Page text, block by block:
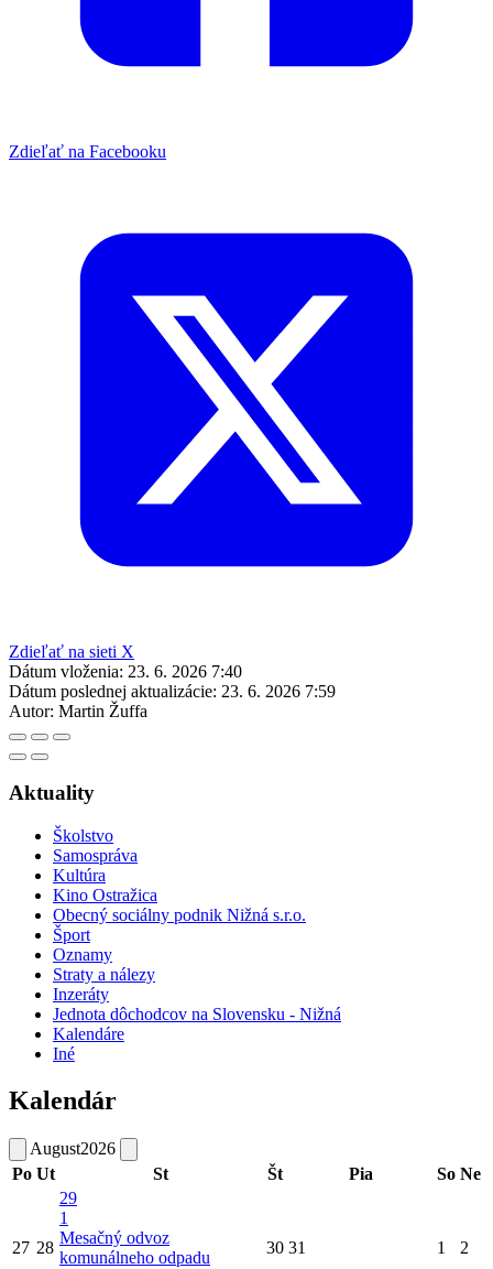
Zdieľať na Facebooku
Zdieľať na sieti X
Dátum vloženia: 23. 6. 2026 7:40
Dátum poslednej aktualizácie: 23. 6. 2026 7:59
Autor: Martin Žuffa
Aktuality
Školstvo
Samospráva
Kultúra
Kino Ostražica
Obecný sociálny podnik Nižná s.r.o.
Šport
Oznamy
Straty a nálezy
Inzeráty
Jednota dôchodcov na Slovensku - Nižná
Kalendáre
Iné
Kalendár
August2026
Po Ut St Št Pia So Ne
27 28
29
1
Mesačný odvoz
komunálneho odpadu
30 31 1 2